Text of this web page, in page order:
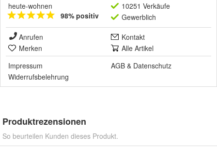
heute-wohnen
98% positiv
10251 Verkäufe
Gewerblich
Anrufen
Kontakt
Merken
Alle Artikel
Impressum
AGB & Datenschutz
Widerrufsbelehrung
Produktrezensionen
So beurteilen Kunden dieses Produkt.